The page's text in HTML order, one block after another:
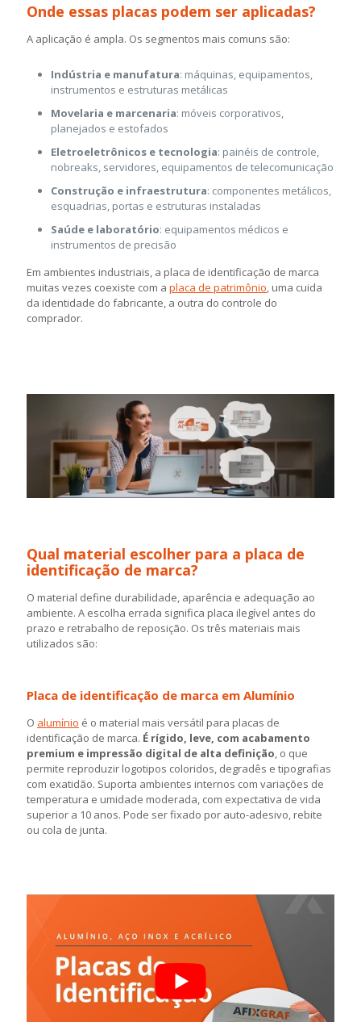
Onde essas placas podem ser aplicadas?
A aplicação é ampla. Os segmentos mais comuns são:
Indústria e manufatura: máquinas, equipamentos,
instrumentos e estruturas metálicas
Movelaria e marcenaria: móveis corporativos,
planejados e estofados
Eletroeletrônicos e tecnologia: painéis de controle,
nobreaks, servidores, equipamentos de telecomunicação
Construção e infraestrutura: componentes metálicos,
esquadrias, portas e estruturas instaladas
Saúde e laboratório: equipamentos médicos e
instrumentos de precisão
Em ambientes industriais, a placa de identificação de marca
muitas vezes coexiste com a placa de patrimônio, uma cuida
da identidade do fabricante, a outra do controle do
comprador.
Qual material escolher para a placa de
identificação de marca?
O material define durabilidade, aparência e adequação ao
ambiente. A escolha errada significa placa ilegível antes do
prazo e retrabalho de reposição. Os três materiais mais
utilizados são:
Placa de identificação de marca em Alumínio
O alumínio é o material mais versátil para placas de
identificação de marca. É rígido, leve, com acabamento
premium e impressão digital de alta definição, o que
permite reproduzir logotipos coloridos, degradês e tipografias
com exatidão. Suporta ambientes internos com variações de
temperatura e umidade moderada, com expectativa de vida
superior a 10 anos. Pode ser fixado por auto-adesivo, rebite
ou cola de junta.